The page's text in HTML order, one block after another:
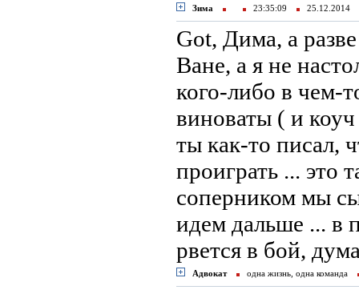
Зима 23:35:09 25.12.2014
Got, Дима, а
Ване, а я не
кого-либо в чем-
виноваты ( и
ты как-то писал,
проиграть ... это
соперником мы
идем дальше ... в
рвется в бой,
Адвокат одна жизнь, одна команда